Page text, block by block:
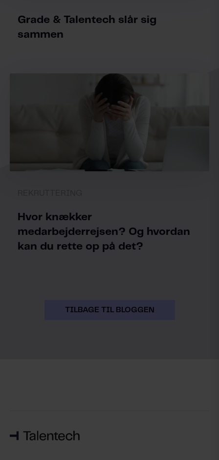
Grade & Talentech slår sig
sammen
Hvor knækker
medarbejderrejsen? Og hvordan
kan du rette op på det?
TILBAGE TIL BLOGGEN